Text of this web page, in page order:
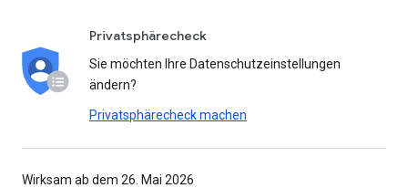
Privatsphärecheck
Sie möchten Ihre Datenschutzeinstellungen
ändern?
Privatsphärecheck machen
Wirksam ab dem 26. Mai 2026